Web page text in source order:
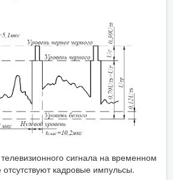
сигнала на временном
отсутствуют кадровые импульсы.